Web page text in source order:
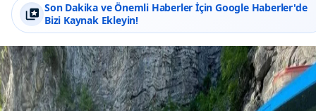
Son Dakika ve Önemli Haberler İçin Google Haberler'de
Bizi Kaynak Ekleyin!